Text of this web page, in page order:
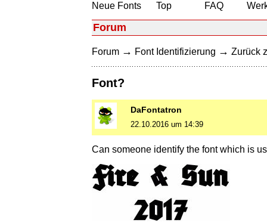
Neue Fonts
Top
FAQ
Forum
Forum → Font Identifizierung → Zurück
Font?
DaFontatron
22.10.2016 um 14:39
Can someone identify the font which is